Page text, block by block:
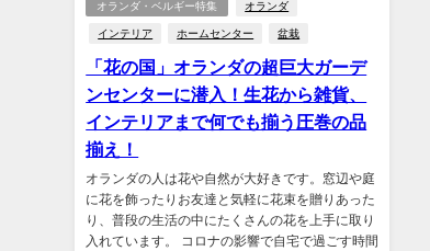
オランダ・ベルギー特集 オランダ
インテリア ホームセンター 盆栽
「花の国」オランダの超巨大ガーデ
ンセンターに潜入！生花から雑貨、
インテリアまで何でも揃う圧巻の品
揃え！
オランダの人は花や自然が大好きです。窓辺や庭
に花を飾ったりお友達と気軽に花束を贈りあった
り、普段の生活の中にたくさんの花を上手に取り
入れています。 コロナの影響で自宅で過ごす時間